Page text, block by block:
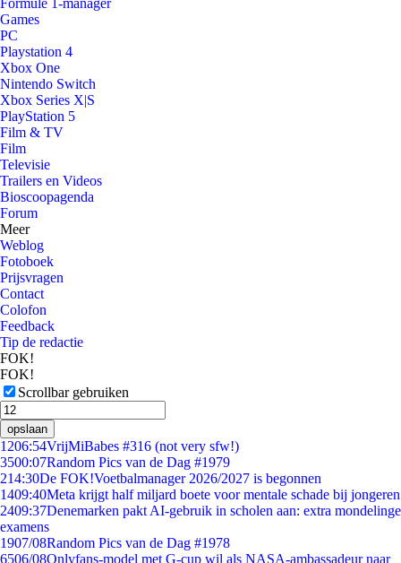
Formule 1-manager
Games
PC
Playstation 4
Xbox One
Nintendo Switch
Xbox Series X|S
PlayStation 5
Film & TV
Film
Televisie
Trailers en Videos
Bioscoopagenda
Forum
Meer
Weblog
Fotoboek
Prijsvragen
Contact
Colofon
Feedback
Tip de redactie
FOK!
FOK!
Scrollbar gebruiken
opslaan
1206:54VrijMiBabes #316 (not very sfw!)
3500:07Random Pics van de Dag #1979
214:30De FOK!Voetbalmanager 2026/2027 is begonnen
1409:40Meta krijgt half miljard boete voor mentale schade bij jongeren
2409:37Denemarken pakt AI-gebruik in scholen aan: extra mondelinge
examens
1907/08Random Pics van de Dag #1978
6506/08Onlyfans-model met G-cup wil als NASA-ambassadeur naar